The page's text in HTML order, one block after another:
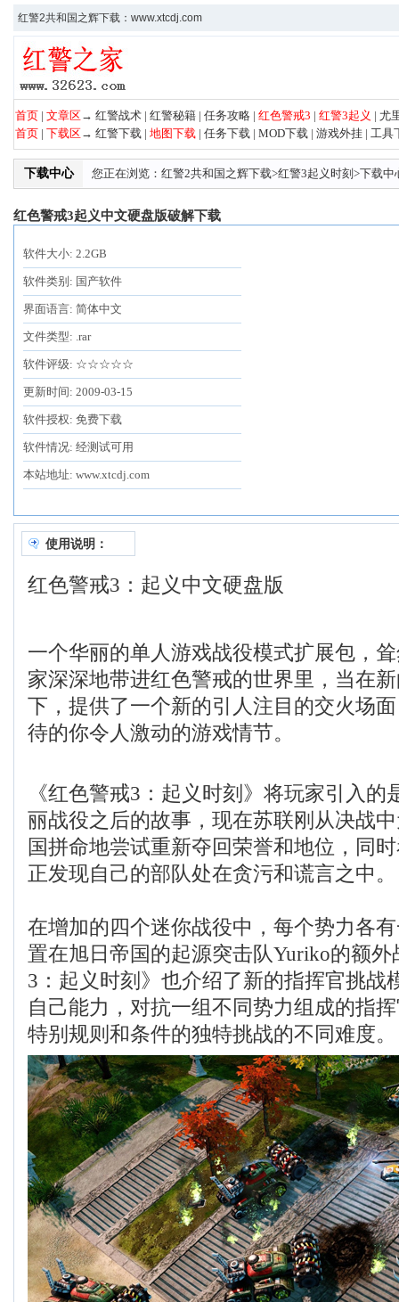
红警2共和国之辉下载：www.xtcdj.com
首页 | 文章区→ 红警战术 | 红警秘籍 | 任务攻略 | 红色警戒3 | 红警3起义 | 尤
首页 | 下载区→ 红警下载 | 地图下载 | 任务下载 | MOD下载 | 游戏外挂 | 工具
下载中心 您正在浏览： 红警2共和国之辉下载>红警3起义时刻 >下载中
红色警戒3起义中文硬盘版破解下载
软件大小: 2.2GB
软件类别: 国产软件
界面语言: 简体中文
文件类型: .rar
软件评级: ☆☆☆☆☆
更新时间: 2009-03-15
软件授权: 免费下载
软件情况: 经测试可用
本站地址: www.xtcdj.com
使用说明：
红色警戒3：起义中文硬盘版
一个华丽的单人游戏战役模式扩展包，
家深深地带进红色警戒的世界里，当在
下，提供了一个新的引人注目的交火场
待的你令人激动的游戏情节。
《红色警戒3：起义时刻》将玩家引入的
丽战役之后的故事，现在苏联刚从决战
国拼命地尝试重新夺回荣誉和地位，同
正发现自己的部队处在贪污和谎言之中。
在增加的四个迷你战役中，每个势力各
置在旭日帝国的起源突击队Yuriko的额
3：起义时刻》也介绍了新的指挥官挑战
自己能力，对抗一组不同势力组成的指
特别规则和条件的独特挑战的不同难度。